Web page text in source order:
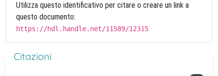
Utilizza questo identificativo per citare o creare un link a
questo documento:
https://hdl.handle.net/11589/12315
Citazioni